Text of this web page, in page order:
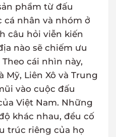
phẩm từ đấu
cá nhân và nhóm ở
câu hỏi viễn kiến
nào sẽ chiếm ưu
cái nhìn này,
Mỹ, Liên Xô và Trung
vào cuộc đấu
Việt Nam. Những
khác nhau, đều cố
trúc riêng của họ